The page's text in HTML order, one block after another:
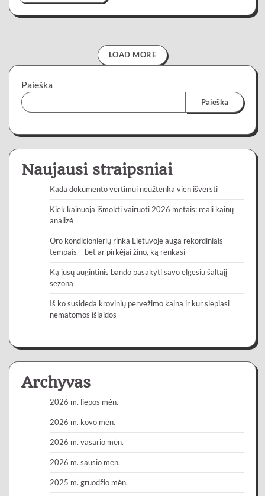
LOAD MORE
Paieška
Paieška
Naujausi straipsniai
Kada dokumento vertimui neužtenka vien išversti
Kiek kainuoja išmokti vairuoti 2026 metais: reali kainų
analizė
Oro kondicionierių rinka Lietuvoje auga rekordiniais
tempais – bet ar pirkėjai žino, ką renkasi
Ką jūsų augintinis bando pasakyti savo elgesiu šaltąjį
sezoną
Iš ko susideda krovinių pervežimo kaina ir kur slepiasi
nematomos išlaidos
Archyvas
2026 m. liepos mėn.
2026 m. kovo mėn.
2026 m. vasario mėn.
2026 m. sausio mėn.
2025 m. gruodžio mėn.